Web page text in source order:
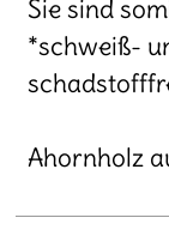
Sie sind
*schweiß-
Ahornholz